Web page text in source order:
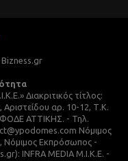
Διακριτικός τίτλος:
Αριστείδου αρ. 10-12, Τ.Κ.
ΑΤΤΙΚΗΣ. - Τηλ.
Νόμιμος
Νόμιμος Εκπρόσωπος -
INFRA MEDIA M.I.K.E. -